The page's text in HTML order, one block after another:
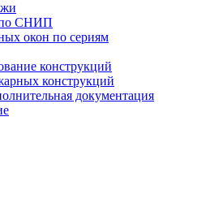
по СНИП
окон по сериям
конструкций
конструкций
документация